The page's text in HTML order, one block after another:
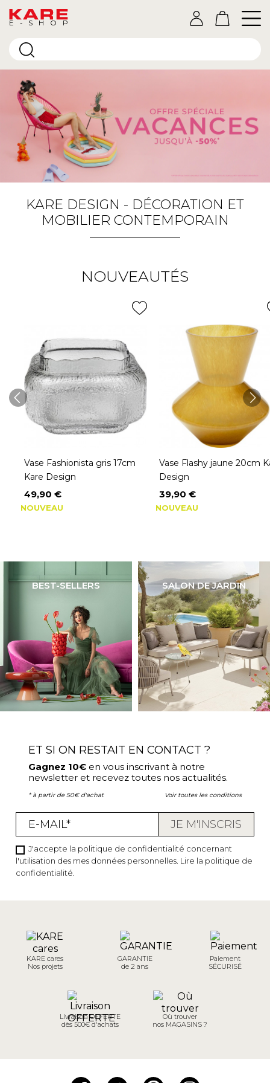
E-SHOP
KARE DESIGN - DÉCORATION ET
MOBILIER CONTEMPORAIN
NOUVEAUTÉS
Vase Fashionista gris 17cm
Kare Design
Prix
49,90 €
NOUVEAU
Vase Flashy jaune 20cm
Design
Prix
39,90 €
NOUVEAU
BEST-SELLERS SALON DE JARDIN
ET SI ON RESTAIT EN CONTACT ?
Gagnez 10€ en vous inscrivant à notre
newsletter et recevez toutes nos actualités.
* à partir de 50€ d'achat Voir toutes les conditions
J'accepte la politique de confidentialité concernant
l'utilisation des mes données personnelles. Lire la politique de
confidentialité.
KARE cares
Nos projets
GARANTIE
de 2 ans
Paiement
SÉCURISÉ
Livraison OFFERTE
dès 500€ d'achats
Où trouver
nos MAGASINS ?